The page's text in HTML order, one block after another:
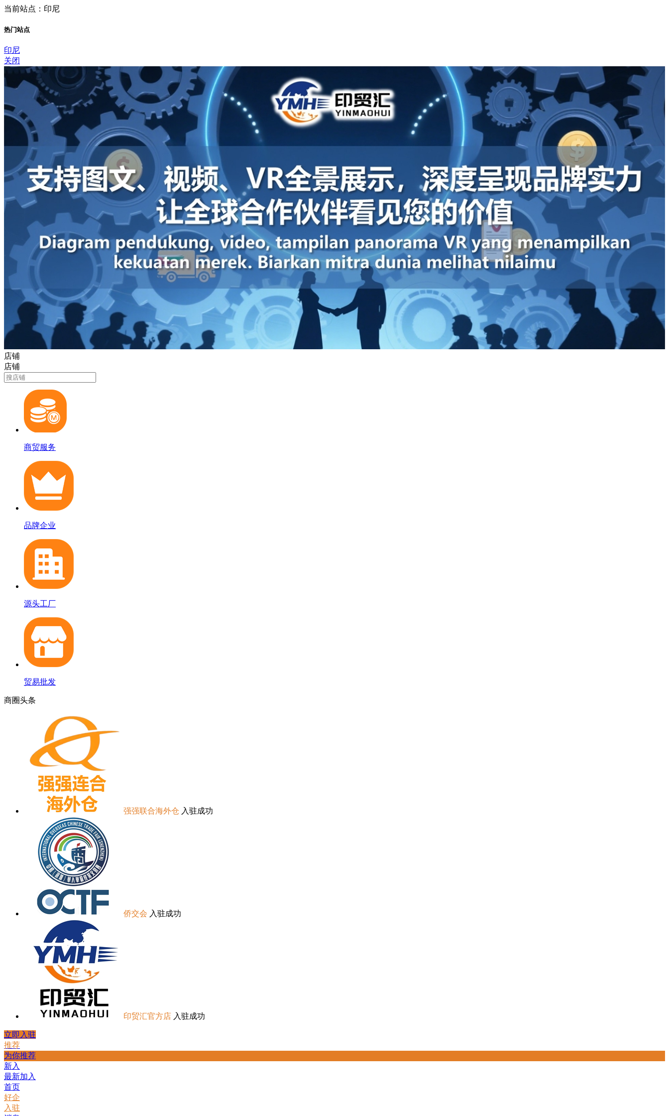
当前站点：印尼
热门站点
印尼
关闭
店铺
店铺
商贸服务
品牌企业
源头工厂
贸易批发
商圈头条
强强联合海外仓 入驻成功
侨交会 入驻成功
印贸汇官方店 入驻成功
立即入驻
推荐
为你推荐
新入
最新加入
首页
好企
入驻